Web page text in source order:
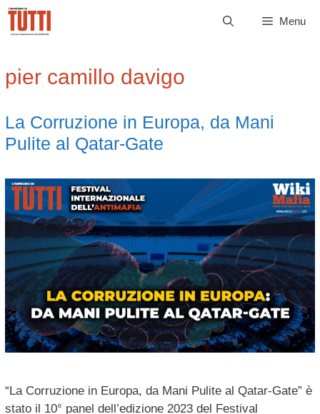
Vai
Menu
pier camillo davigo
La Corruzione in Europa, da Mani
Pulite al Qatar-Gate
“La Corruzione in Europa, da Mani Pulite al Qatar-Gate” è
stato il 10° panel dell’edizione 2023 del Festival